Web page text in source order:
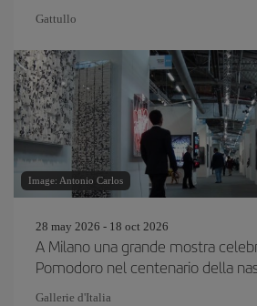
Gattullo
Image: Antonio Carlos
28 may 2026 - 18 oct 2026
A Milano una grande mostra
Pomodoro nel centenario della
Gallerie d'Italia